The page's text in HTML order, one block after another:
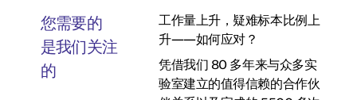
您需要的
是我们关注
的
工作量上升，疑难标本比例上
升——如何应对？
凭借我们 80 多年来与众多实
验室建立的值得信赖的合作伙